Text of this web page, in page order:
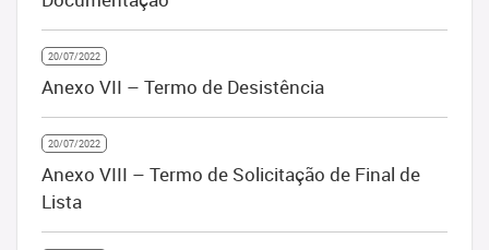
20/07/2022
Anexo VII – Termo de Desistência
20/07/2022
Anexo VIII – Termo de Solicitação de Final de
Lista